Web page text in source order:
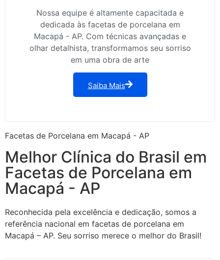
Nossa equipe é altamente capacitada e
dedicada às facetas de porcelana em
Macapá - AP. Com técnicas avançadas e
olhar detalhista, transformamos seu sorriso
em uma obra de arte
Saiba Mais
Facetas de Porcelana em Macapá - AP
Melhor Clínica do Brasil em
Facetas de Porcelana em
Macapá - AP
Reconhecida pela excelência e dedicação, somos a
referência nacional em facetas de porcelana em
Macapá – AP. Seu sorriso merece o melhor do Brasil!